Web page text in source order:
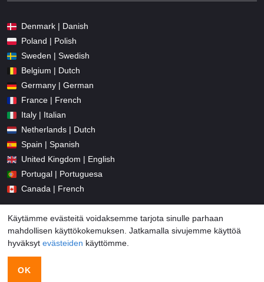
Denmark | Danish
Poland | Polish
Sweden | Swedish
Belgium | Dutch
Germany | German
France | French
Italy | Italian
Netherlands | Dutch
Spain | Spanish
United Kingdom | English
Portugal | Portuguesa
Canada | French
© 2026 Promo-codes.fi All Rights Reserved
Käytämme evästeitä voidaksemme tarjota sinulle parhaan
mahdollisen käyttökokemuksen. Jatkamalla sivujemme käyttöä
hyväksyt evästeiden käyttömme.
OK